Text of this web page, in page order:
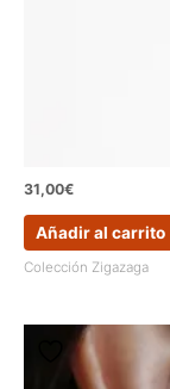
31,00€
Añadir al carrito
Colección Zigazaga